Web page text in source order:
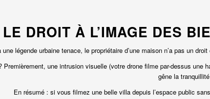
DROIT À L’IMAGE DES
une légende urbaine tenace, le propriétaire d’une maison n’a pas un
Premièrement, une intrusion visuelle (votre drone filme par-dessus
gêne la
En résumé : si vous filmez une belle villa depuis l’espace public